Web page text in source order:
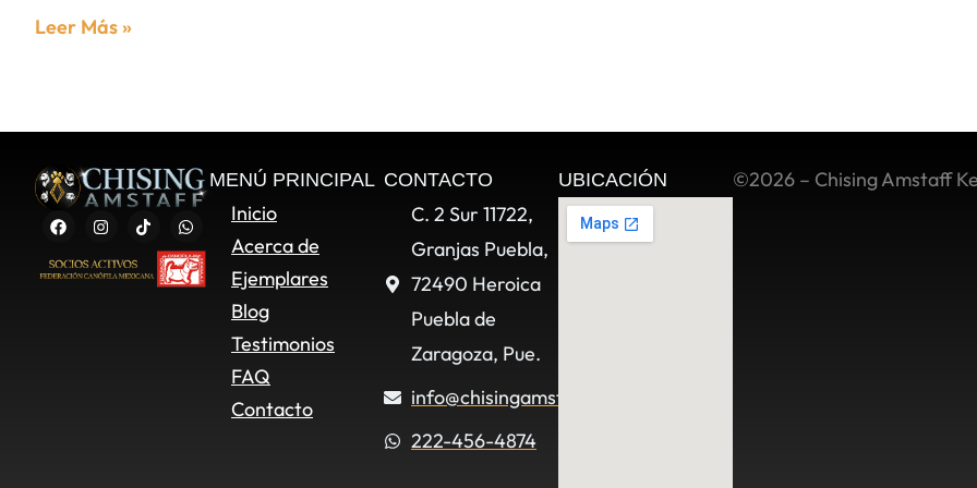
Leer Más »
MENÚ PRINCIPAL
Inicio
Acerca de
Ejemplares
Blog
Testimonios
FAQ
Contacto
CONTACTO
C. 2 Sur 11722,
Granjas Puebla,
72490 Heroica
Puebla de
Zaragoza, Pue.
info@chisingamstaff.com
222-456-4874
UBICACIÓN ©2026 – Chising Amstaff